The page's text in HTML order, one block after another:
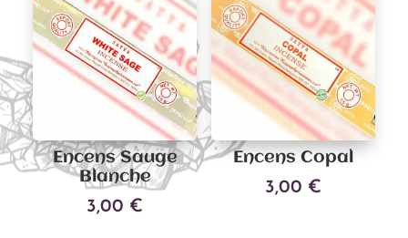
Encens Sauge
Blanche
3,00 €
Encens Copal
3,00 €